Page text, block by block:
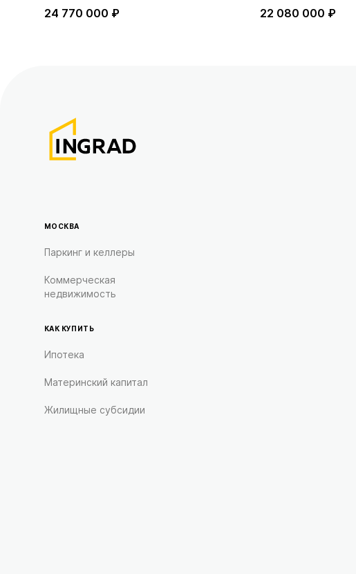
24 770 000 ₽ 22 080 000 ₽
МОСКВА
Паркинг и келлеры
Коммерческая
недвижимость
КАК КУПИТЬ
Ипотека
Материнский капитал
Жилищные субсидии